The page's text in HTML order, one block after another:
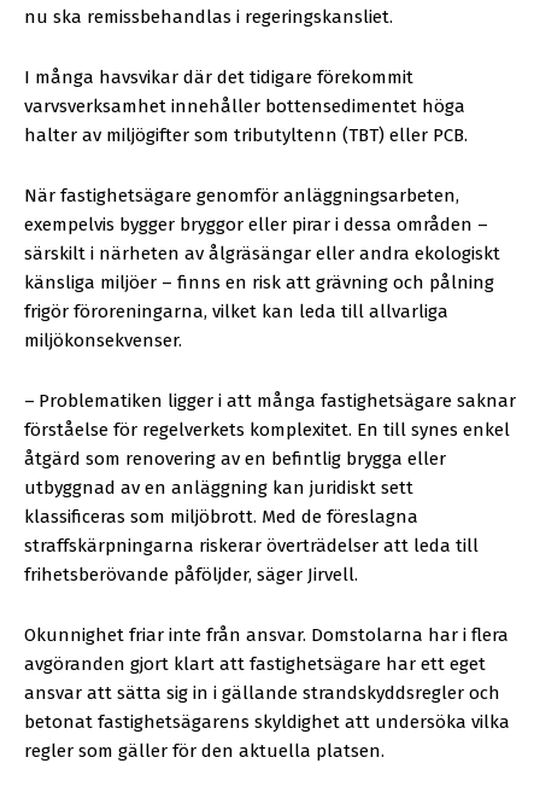
nu ska remissbehandlas i regeringskansliet.
I många havsvikar där det tidigare förekommit
varvsverksamhet innehåller bottensedimentet höga
halter av miljögifter som tributyltenn (TBT) eller PCB.
När fastighetsägare genomför anläggningsarbeten,
exempelvis bygger bryggor eller pirar i dessa områden –
särskilt i närheten av ålgräsängar eller andra ekologiskt
känsliga miljöer – finns en risk att grävning och pålning
frigör föroreningarna, vilket kan leda till allvarliga
miljökonsekvenser.
– Problematiken ligger i att många fastighetsägare saknar
förståelse för regelverkets komplexitet. En till synes enkel
åtgärd som renovering av en befintlig brygga eller
utbyggnad av en anläggning kan juridiskt sett
klassificeras som miljöbrott. Med de föreslagna
straffskärpningarna riskerar överträdelser att leda till
frihetsberövande påföljder, säger Jirvell.
Okunnighet friar inte från ansvar. Domstolarna har i flera
avgöranden gjort klart att fastighetsägare har ett eget
ansvar att sätta sig in i gällande strandskyddsregler och
betonat fastighetsägarens skyldighet att undersöka vilka
regler som gäller för den aktuella platsen.